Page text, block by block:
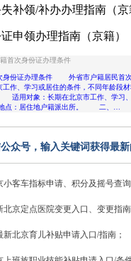
领/补办办理指南（京
领办理指南（京籍）
首次身份证办理条件
份证办理条件 外省市户籍居民首次
作、学习或居住的条件，不同年龄段材
对象：长期在北京市工作、学习、
：居住地户籍派出所。 二、…
众号，输入关键词获得最新
小客车指标申请、积分及摇号查询
北京定点医院变更入口、变更指南
新北京育儿补贴申请入口/指南；